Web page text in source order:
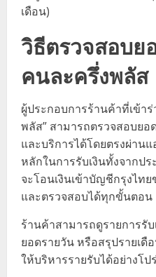
เดือน)
วิธีตรวจสอบย
คนละครึ่งพลัส
ผู้ประกอบการร้านค้าที่เข้า
พลัส” สามารถตรวจสอบยอ
และบริการได้โดยตรงผ่านแ
หลักในการรับเงินทั้งจากป
จะโอนเงินเข้าบัญชีกรุงไท
และตรวจสอบได้ทุกขั้นตอน
ร้านค้าสามารถดูรายการรับ
ยอดรายวัน หรือสรุปรายเ
ให้บริหารรายรับได้อย่างโ